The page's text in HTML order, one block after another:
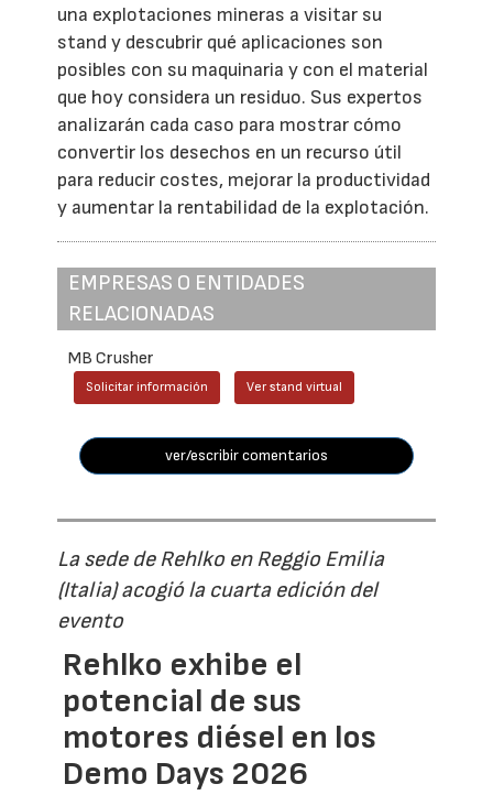
una explotaciones mineras a visitar su
stand y descubrir qué aplicaciones son
posibles con su maquinaria y con el material
que hoy considera un residuo. Sus expertos
analizarán cada caso para mostrar cómo
convertir los desechos en un recurso útil
para reducir costes, mejorar la productividad
y aumentar la rentabilidad de la explotación.
EMPRESAS O ENTIDADES
RELACIONADAS
MB Crusher
Solicitar información Ver stand virtual
ver/escribir comentarios
La sede de Rehlko en Reggio Emilia
(Italia) acogió la cuarta edición del
evento
Rehlko exhibe el
potencial de sus
motores diésel en los
Demo Days 2026